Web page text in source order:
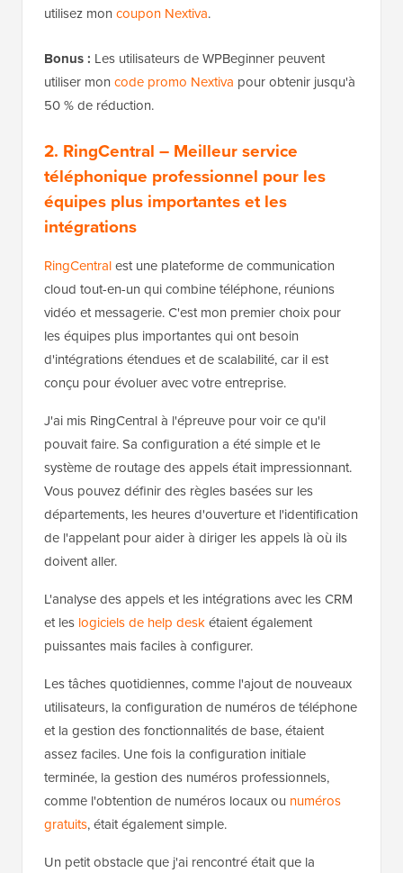
utilisez mon coupon Nextiva.
Bonus : Les utilisateurs de WPBeginner peuvent
utiliser mon code promo Nextiva pour obtenir jusqu'à
50 % de réduction.
2. RingCentral – Meilleur service
téléphonique professionnel pour les
équipes plus importantes et les
intégrations
RingCentralest une plateforme de communication
cloud tout-en-un qui combine téléphone, réunions
vidéo et messagerie. C'est mon premier choix pour
les équipes plus importantes qui ont besoin
d'intégrations étendues et de scalabilité, car il est
conçu pour évoluer avec votre entreprise.
J'ai mis RingCentral à l'épreuve pour voir ce qu'il
pouvait faire. Sa configuration a été simple et le
système de routage des appels était impressionnant.
Vous pouvez définir des règles basées sur les
départements, les heures d'ouverture et l'identification
de l'appelant pour aider à diriger les appels là où ils
doivent aller.
L'analyse des appels et les intégrations avec les CRM
et les logiciels de help deskétaient également
puissantes mais faciles à configurer.
Les tâches quotidiennes, comme l'ajout de nouveaux
utilisateurs, la configuration de numéros de téléphone
et la gestion des fonctionnalités de base, étaient
assez faciles. Une fois la configuration initiale
terminée, la gestion des numéros professionnels,
comme l'obtention de numéros locaux ou numéros
gratuits, était également simple.
Un petit obstacle que j'ai rencontré était que la